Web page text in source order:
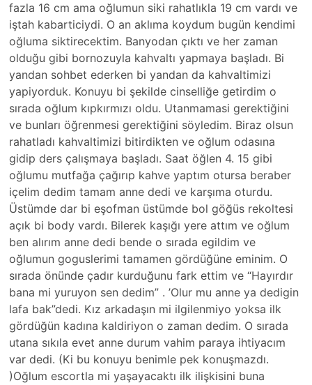
fazla 16 cm ama oğlumun siki rahatlıkla 19 cm vardı ve
iştah kabarticiydi. O an aklıma koydum bugün kendimi
oğluma siktirecektim. Banyodan çıktı ve her zaman
olduğu gibi bornozuyla kahvaltı yapmaya başladı. Bi
yandan sohbet ederken bi yandan da kahvaltimizi
yapiyorduk. Konuyu bi şekilde cinselliğe getirdim o
sırada oğlum kıpkırmızı oldu. Utanmamasi gerektiğini
ve bunları öğrenmesi gerektiğini söyledim. Biraz olsun
rahatladı kahvaltimizi bitirdikten ve oğlum odasına
gidip ders çalışmaya başladı. Saat öğlen 4. 15 gibi
oğlumu mutfağa çağırıp kahve yaptım otursa beraber
içelim dedim tamam anne dedi ve karşıma oturdu.
Üstümde dar bi eşofman üstümde bol göğüs rekoltesi
açık bi body vardı. Bilerek kaşığı yere attım ve oğlum
ben alırım anne dedi bende o sırada egildim ve
oğlumun goguslerimi tamamen gördüğüne eminim. O
sırada önünde çadır kurduğunu fark ettim ve “Hayırdır
bana mi yuruyon sen dedim” . ’Olur mu anne ya dedigin
lafa bak”dedi. Kız arkadaşın mi ilgilenmiyo yoksa ilk
gördüğün kadına kaldiriyon o zaman dedim. O sırada
utana sıkıla evet anne durum vahim paraya ihtiyacım
var dedi. (Ki bu konuyu benimle pek konuşmazdı.
)Oğlum escortla mi yaşayacaktı ilk ilişkisini buna